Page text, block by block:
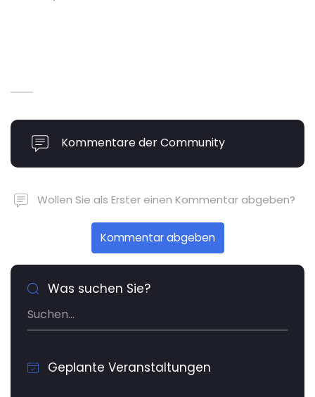
Kommentare der Community
Wollen Sie als Erster einen Kommentar abgeben?
Kommentar abgeben
Was suchen Sie?
Geplante Veranstaltungen